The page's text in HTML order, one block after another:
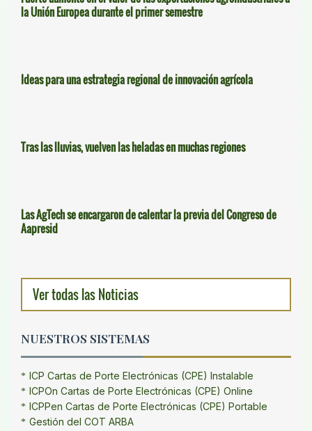
la Unión Europea durante el primer semestre
Ideas para una estrategia regional de innovación agrícola
Tras las lluvias, vuelven las heladas en muchas regiones
Las AgTech se encargaron de calentar la previa del Congreso de
Aapresid
Ver todas las Noticias
NUESTROS SISTEMAS
ICP Cartas de Porte Electrónicas (CPE) Instalable
ICPOn Cartas de Porte Electrónicas (CPE) Online
ICPPen Cartas de Porte Electrónicas (CPE) Portable
Gestión del COT ARBA